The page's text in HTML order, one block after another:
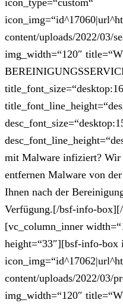
icon_type=“custom“
content/uploads/2022/03/
img_width=“120″
mit Malware infiziert? Wir
entfernen Malware von
Ihnen nach der
Verfügung.[/bsf-info-
[vc_column_inner
height=“33″][bsf-info-box
content/uploads/2022/03/
img_width=“120″